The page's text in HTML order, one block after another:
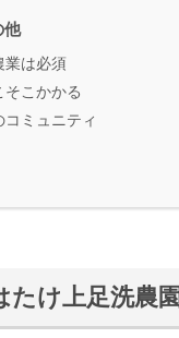
他
業は必須
そこかかる
ミュニティ
たけ上足洗農園